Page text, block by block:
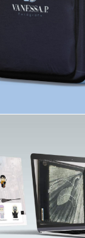
DISEÑO PÁGINAS WEB